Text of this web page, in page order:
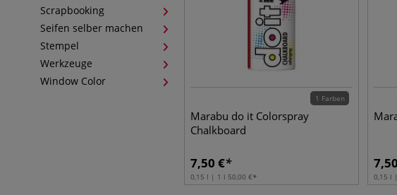
Scrapbooking
Seifen selber machen
Stempel
Werkzeuge
Window Color
1 Farben
Marabu do it Colorspray
Chalkboard
7,50 €
0,15 l | 1 l 50,00 €
7,50
0,15 l